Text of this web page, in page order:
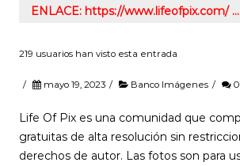
ENLACE: https://www.lifeofpix.com/ …
219 usuarios han visto esta entrada
/ mayo 19, 2023 / Banco Imágenes /
Life Of Pix es una comunidad que
gratuitas de alta resolución sin
derechos de autor. Las fotos son para